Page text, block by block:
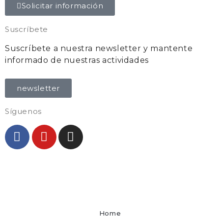
Solicitar información
Suscríbete
Suscríbete a nuestra newsletter y mantente
informado de nuestras actividades
newsletter
Síguenos
Home